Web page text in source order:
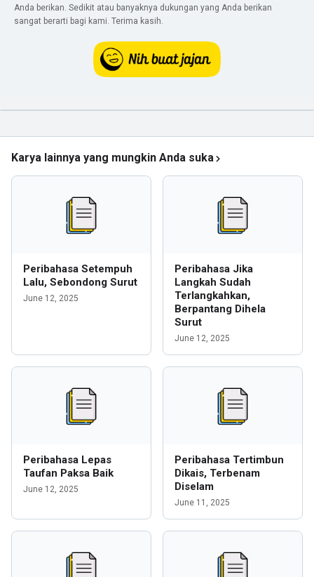
Anda berikan. Sedikit atau banyaknya dukungan yang Anda berikan
sangat berarti bagi kami. Terima kasih.
Karya lainnya yang mungkin Anda suka
Peribahasa Setempuh
Lalu, Sebondong Surut
June 12, 2025
Peribahasa Jika
Langkah Sudah
Terlangkahkan,
Berpantang Dihela
Surut
June 12, 2025
Peribahasa Lepas
Taufan Paksa Baik
June 12, 2025
Peribahasa Tertimbun
Dikais, Terbenam
Diselam
June 11, 2025